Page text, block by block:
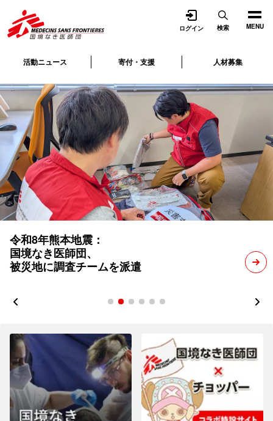
MENU
活動ニュース 寄付・支援 人材募集
ログイン 検索
令和8年熊本地震：
国境なき医師団、
被災地に調査チームを派遣
1 2 3 4 5 6